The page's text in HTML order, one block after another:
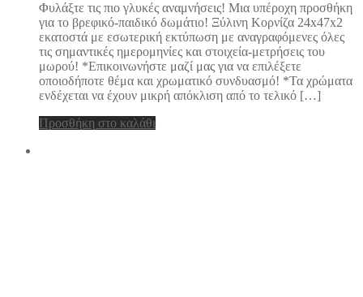
Φυλάξτε τις πιο γλυκές αναμνήσεις! Μια υπέροχη προσθήκη
για το βρεφικό-παιδικό δωμάτιο! Ξύλινη Κορνίζα 24x47x2
εκατοστά με εσωτερική εκτύπωση με αναγραφόμενες όλες
τις σημαντικές ημερομηνίες και στοιχεία-μετρήσεις του
μωρού! *Επικοινωνήστε μαζί μας για να επιλέξετε
οποιοδήποτε θέμα και χρωματικό συνδυασμό! *Τα χρώματα
ενδέχεται να έχουν μικρή απόκλιση από το τελικό […]
Προσθήκη στο καλάθι